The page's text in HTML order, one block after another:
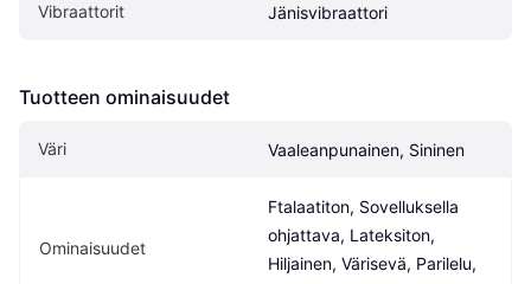
Vibraattorit Jänisvibraattori
Tuotteen ominaisuudet
Väri Vaaleanpunainen, Sininen
Ominaisuudet
Ftalaatiton, Sovelluksella
ohjattava, Lateksiton,
Hiljainen, Värisevä, Parilelu,